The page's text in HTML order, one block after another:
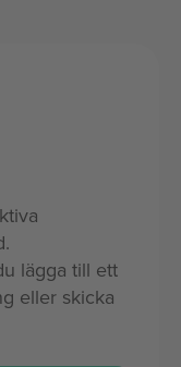
lägga till ett
eller skicka